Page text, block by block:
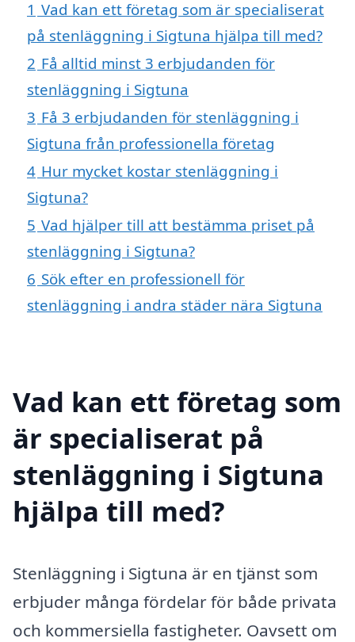
1 Vad kan ett företag som är specialiserat
på stenläggning i Sigtuna hjälpa till med?
2 Få alltid minst 3 erbjudanden för
stenläggning i Sigtuna
3 Få 3 erbjudanden för stenläggning i
Sigtuna från professionella företag
4 Hur mycket kostar stenläggning i
Sigtuna?
5 Vad hjälper till att bestämma priset på
stenläggning i Sigtuna?
6 Sök efter en professionell för
stenläggning i andra städer nära Sigtuna
Vad kan ett företag som
är specialiserat på
stenläggning i Sigtuna
hjälpa till med?
Stenläggning i Sigtuna är en tjänst som
erbjuder många fördelar för både privata
och kommersiella fastigheter. Oavsett om